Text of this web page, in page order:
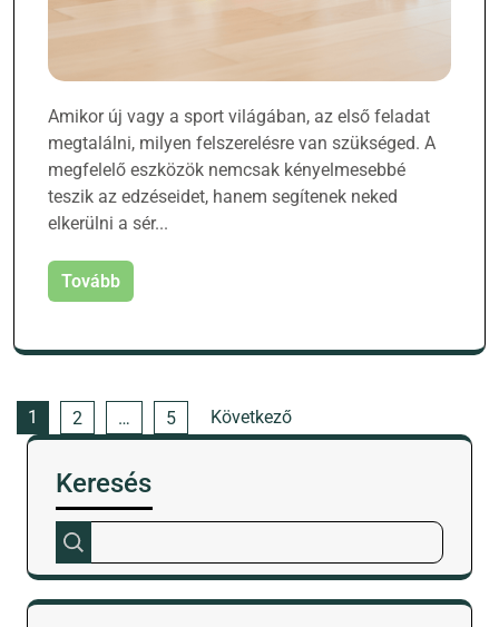
Amikor új vagy a sport világában, az első feladat
megtalálni, milyen felszerelésre van szükséged. A
megfelelő eszközök nemcsak kényelmesebbé
teszik az edzéseidet, hanem segítenek neked
elkerülni a sér...
Tovább
Bejegyzések
lapozása
1 2 … 5 Következő
Keresés